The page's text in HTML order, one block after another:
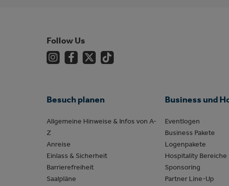
Follow Us
Besuch planen
Allgemeine Hinweise & Infos von A-
Z
Anreise
Einlass & Sicherheit
Barrierefreiheit
Saalpläne
Business und
Eventlogen
Business Pakete
Logenpakete
Hospitality Bereiche
Sponsoring
Partner Line-Up